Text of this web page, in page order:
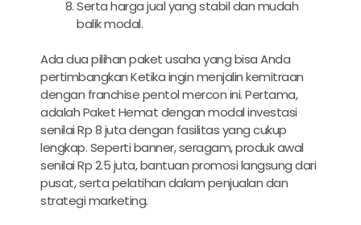
Serta harga jual yang stabil dan mudah
balik modal.
Ada dua pilihan paket usaha yang bisa Anda
pertimbangkan Ketika ingin menjalin kemitraan
dengan franchise pentol mercon ini. Pertama,
adalah Paket Hemat dengan modal investasi
senilai Rp 8 juta dengan fasilitas yang cukup
lengkap. Seperti banner, seragam, produk awal
senilai Rp 2.5 juta, bantuan promosi langsung dari
pusat, serta pelatihan dalam penjualan dan
strategi marketing.